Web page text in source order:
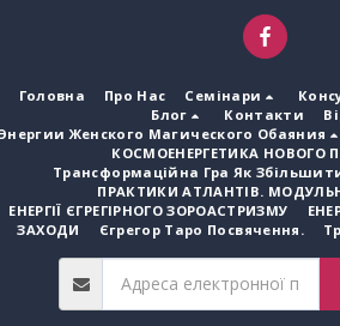
Головна Про Нас Семінари
Блог
Контакти
Женского Магического Обаяния
КОСМОЕНЕРГЕТИКА НОВОГО
Трансформаційна Гра Як
ПРАКТИКИ АТЛАНТІВ.
ЕНЕРГІЇ ЄГРЕГІРНОГО ЗОРОАСТРИЗМУ
ЗАХОДИ
Єгрегор Таро Посвячення.